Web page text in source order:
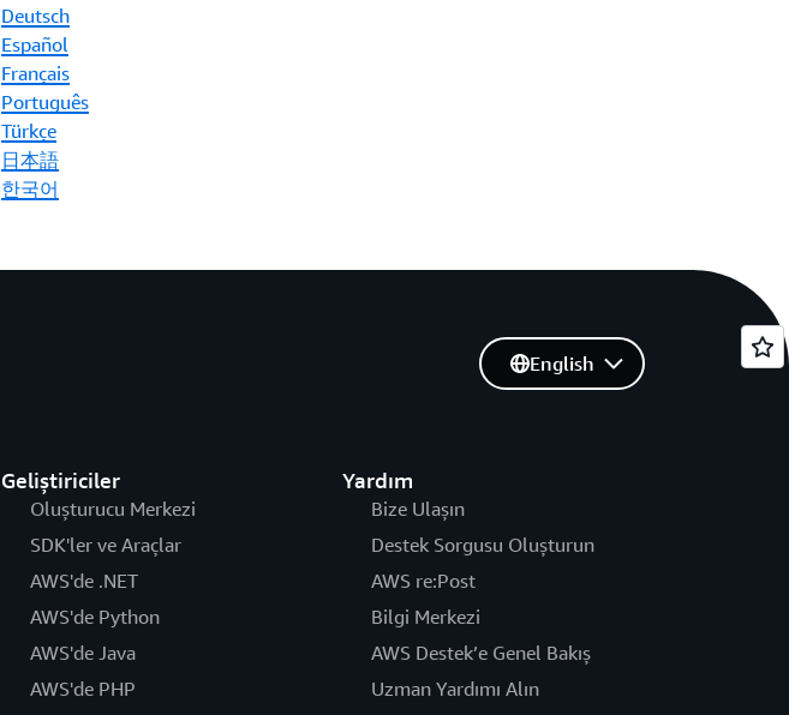
Deutsch
Español
Français
Português
Türkçe
日本語
한국어
Geliştiriciler
Oluşturucu Merkezi
SDK'ler ve Araçlar
AWS'de .NET
AWS'de Python
AWS'de Java
AWS'de PHP
Yardım
Bize Ulaşın
Destek Sorgusu Oluşturun
AWS re:Post
Bilgi Merkezi
AWS Destek’e Genel Bakış
Uzman Yardımı Alın
English